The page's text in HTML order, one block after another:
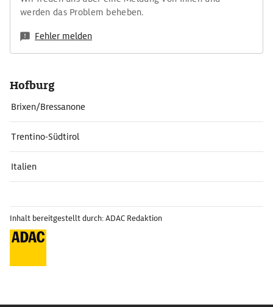
werden das Problem beheben.
Fehler melden
Hofburg
Brixen/Bressanone
Trentino-Südtirol
Italien
Inhalt bereitgestellt durch: ADAC Redaktion